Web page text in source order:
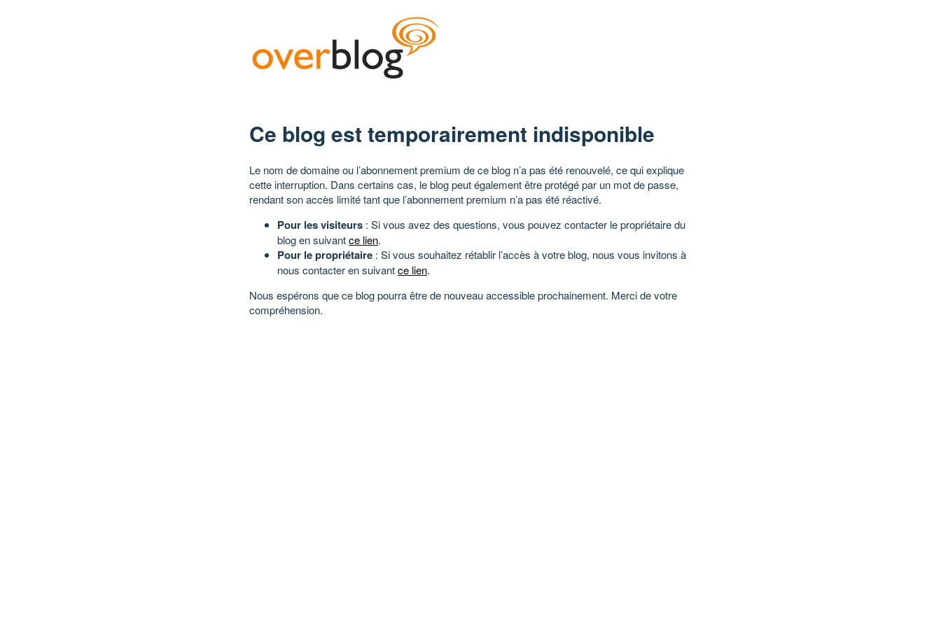
Ce blog est temporairement indisponible
Le nom de domaine ou l’abonnement premium de ce blog n’a pas été renouvelé, ce qui explique
cette interruption. Dans certains cas, le blog peut également être protégé par un mot de passe,
rendant son accès limité tant que l’abonnement premium n’a pas été réactivé.
Pour les visiteurs : Si vous avez des questions, vous pouvez contacter le propriétaire du
blog en suivantce lien.
Pour le propriétaire : Si vous souhaitez rétablir l’accès à votre blog, nous vous invitons à
nous contacter en suivantce lien.
Nous espérons que ce blog pourra être de nouveau accessible prochainement. Merci de votre
compréhension.